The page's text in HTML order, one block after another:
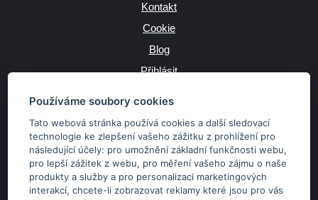
Používáme soubory cookies
Tato webová stránka používá cookies a další sledovací
technologie ke zlepšení vašeho zážitku z prohlížení pro
následující účely: pro umožnění základní funkčnosti webu,
pro lepší zážitek z webu, pro měření vašeho zájmu o naše
produkty a služby a pro personalizaci marketingových
interakcí,chcete-li zobrazovat reklamy které jsou pro vás
Kontakt
Cookie
Blog
Přihlásit
JAZYK